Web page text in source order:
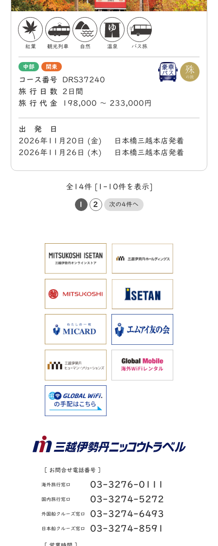
紅葉 観光列車 自然 温泉 バス旅
中部 関東
コース番号
DRS37240
旅行日数
2日間
旅行代金
198,000 〜 233,000円
出 発 日
2026年11月20日 (金) 日本橋三越本店発着
2026年11月26日 (木) 日本橋三越本店発着
全14件 [1-10件を表示]
2 次の4件へ
［ お問合せ電話番号 ］
海外旅行窓口 03-3276-0111
国内旅行窓口 03-3274-5272
外国船クルーズ窓口 03-3274-6493
日本船クルーズ窓口 03-3274-8591
［ 営業時間 ］